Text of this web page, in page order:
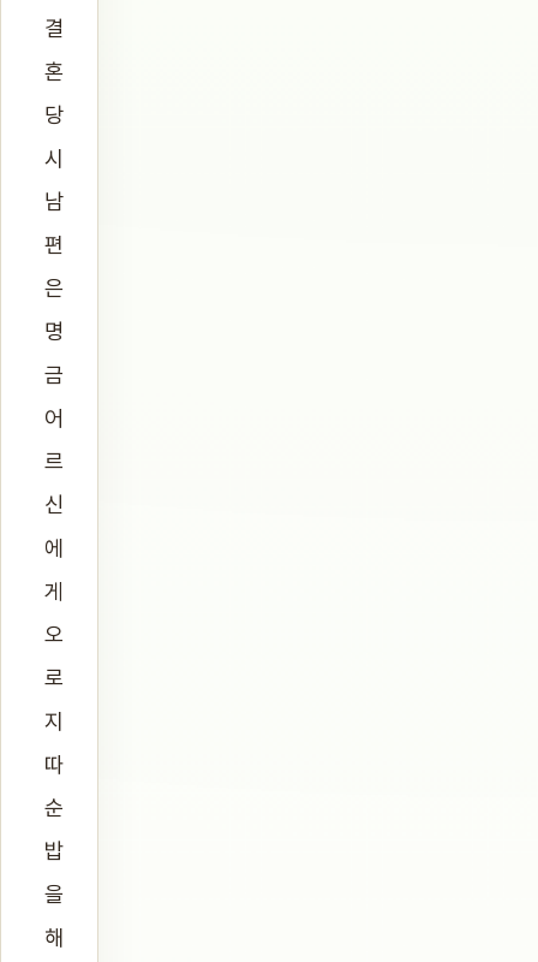
결
혼
당
시
남
편
은
명
금
어
르
신
에
게
오
로
지
따
순
밥
을
해